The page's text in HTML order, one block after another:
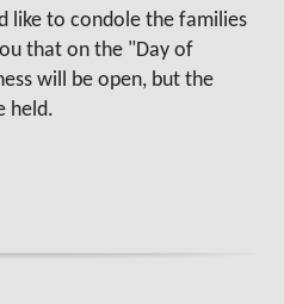
like to condole the families
that on the "Day of
will be open, but the
held.